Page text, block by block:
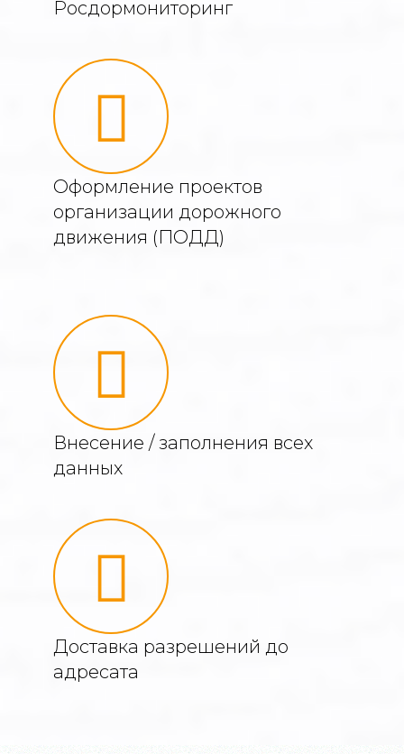
Росдормониторинг
Оформление проектов
организации дорожного
движения (ПОДД)
Внесение / заполнения всех
данных
Доставка разрешений до
адресата